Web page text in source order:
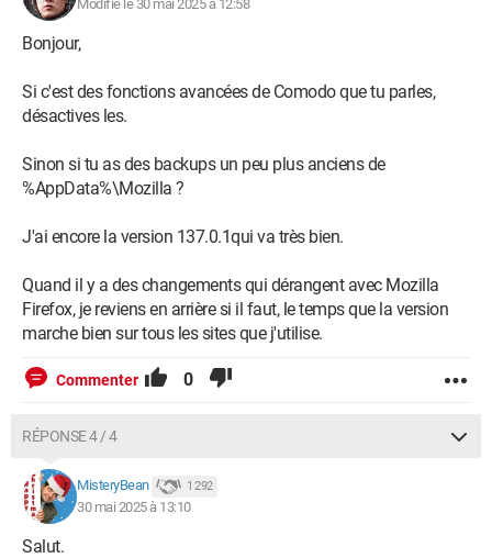
Modifié le 30 mai 2025 à 12:58
Bonjour,
Si c'est des fonctions avancées de Comodo que tu parles,
désactives les.
Sinon si tu as des backups un peu plus anciens de
%AppData%\Mozilla ?
J'ai encore la version 137.0.1qui va très bien.
Quand il y a des changements qui dérangent avec Mozilla
Firefox, je reviens en arrière si il faut, le temps que la version
marche bien sur tous les sites que j'utilise.
Commenter 0
RÉPONSE 4 / 4
MisteryBean 1 292
30 mai 2025 à 13:10
Salut.